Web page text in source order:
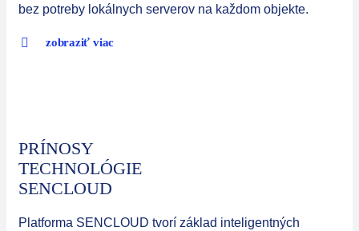
bez potreby lokálnych serverov na každom objekte.
zobraziť viac
PRÍNOSY
TECHNOLÓGIE
SENCLOUD
Platforma SENCLOUD tvorí základ inteligentných